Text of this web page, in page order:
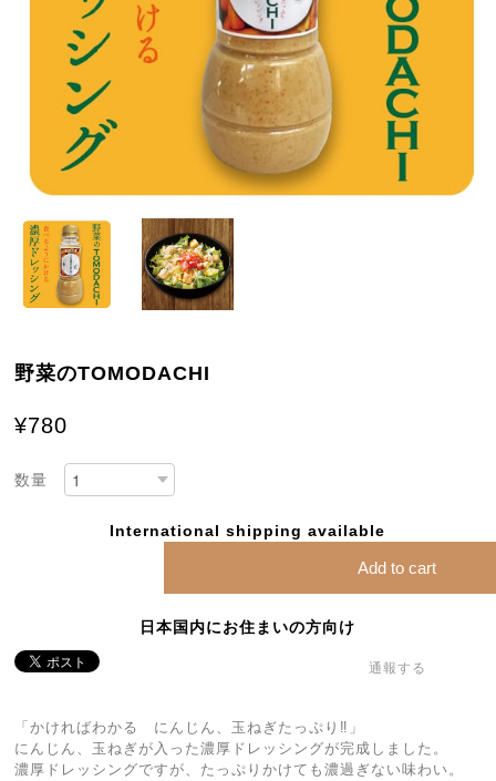
野菜のTOMODACHI
¥780
数量
International shipping available
Add to cart
日本国内にお住まいの方向け
通報する
「かければわかる にんじん、玉ねぎたっぷり‼」
にんじん、玉ねぎが入った濃厚ドレッシングが完成しました。
濃厚ドレッシングですが、たっぷりかけても濃過ぎない味わい。